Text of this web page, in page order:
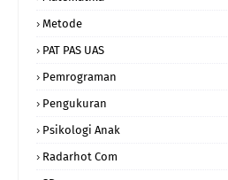
Metode
PAT PAS UAS
Pemrograman
Pengukuran
Psikologi Anak
Radarhot Com